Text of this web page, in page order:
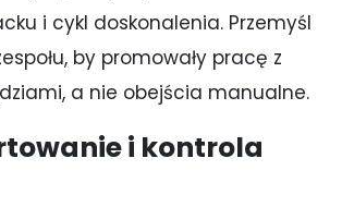
i cykl doskonalenia. Przemyśl
by promowały pracę z
a nie obejścia manualne.
i kontrola